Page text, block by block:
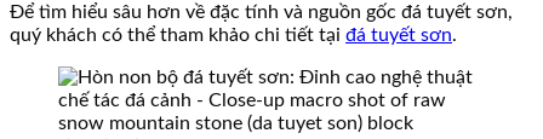
Để tìm hiểu sâu hơn về đặc tính và nguồn gốc đá tuyết sơn,
quý khách có thể tham khảo chi tiết tại đá tuyết sơn.